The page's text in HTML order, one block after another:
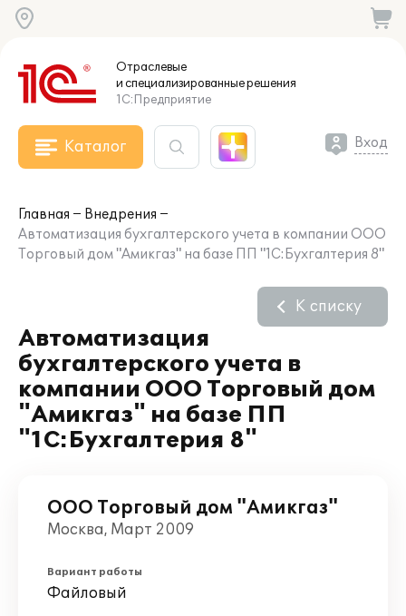
Отраслевые
и специализированныерешения
1С:Предприятие
Каталог Вход
Главная
Внедрения
Автоматизация бухгалтерского учета в компании ООО
Торговый дом "Амикгаз" на базе ПП "1С:Бухгалтерия 8"
Автоматизация
бухгалтерского учета в
компании ООО Торговый дом
"Амикгаз" на базе ПП
"1С:Бухгалтерия 8"
К списку
ООО Торговый дом "Амикгаз"
Москва, Март 2009
Вариант работы
Файловый